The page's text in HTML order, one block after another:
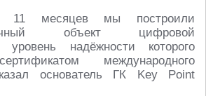
11 месяцев мы построили
объект цифровой
уровень надёжности которого
международного
основатель ГК Key Point